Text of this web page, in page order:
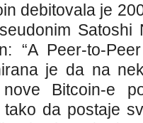
debitovala je
Satoshi
“A Peer-to-
je da na
Bitcoin-e
tako da postaje